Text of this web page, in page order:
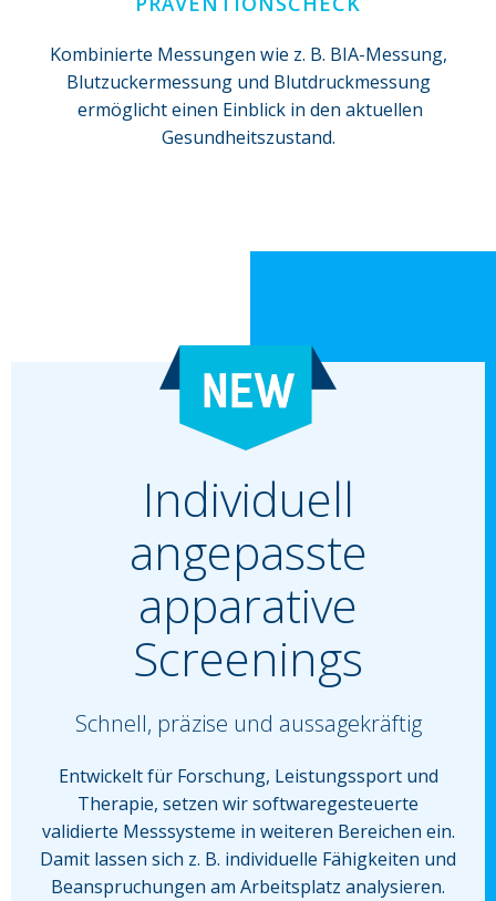
Kombinierte Messungen wie z. B. BIA-Messung,
Blutzuckermessung und Blutdruckmessung
ermöglicht einen Einblick in den aktuellen
Gesundheitszustand.
Individuell
angepasste
apparative
Screenings
Schnell, präzise und aussagekräftig
Entwickelt für Forschung, Leistungssport und
Therapie, setzen wir softwaregesteuerte
validierte Messsysteme in weiteren Bereichen ein.
Damit lassen sich z. B. individuelle Fähigkeiten und
Beanspruchungen am Arbeitsplatz analysieren.